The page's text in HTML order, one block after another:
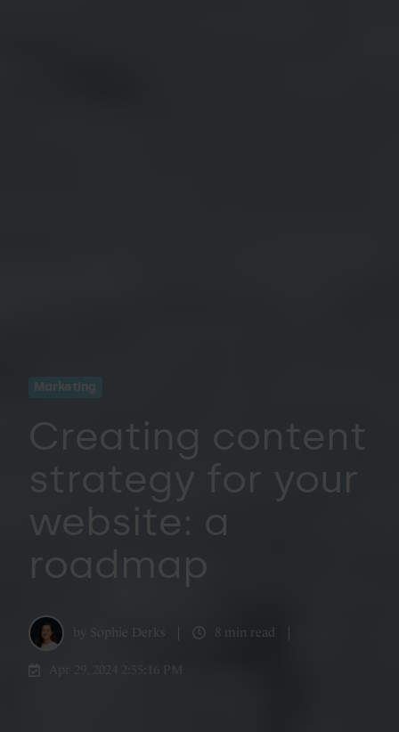
Marketing
Creating content
strategy for your
website: a
roadmap
Sophie Derks 8 min read
Apr 29, 2024 2:55:16 PM